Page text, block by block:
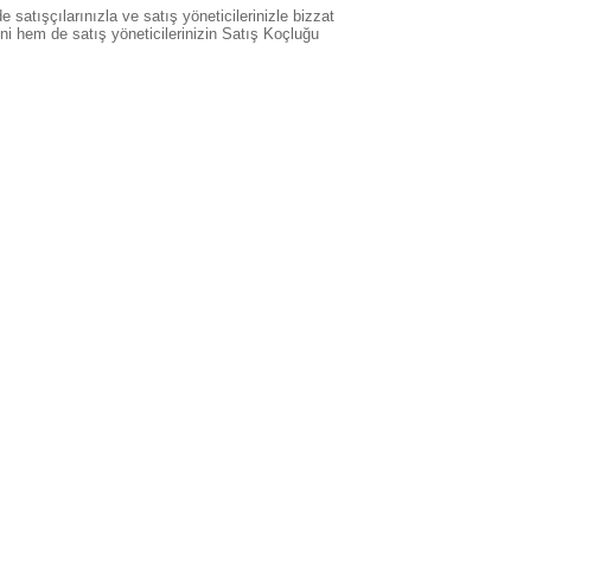
satışçılarınızla ve satış yöneticilerinizle bizzat
hem de satış yöneticilerinizin Satış Koçluğu